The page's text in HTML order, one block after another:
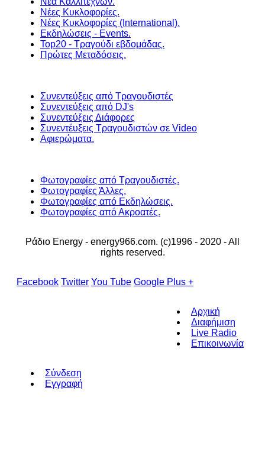
Νέες Κυκλοφορίες.
Νέες Κυκλοφορίες (International).
Εκδηλώσεις - Events.
Top20 - Τραγούδι εβδομάδας.
Πρώτες Μεταδόσεις.
Συνεντεύξεις από Τραγουδιστές
Συνεντεύξεις από DJ's
Συνεντεύξεις Διάφορες
Συνεντέυξεις Τραγουδιστών σε Video
Αφιερώματα.
Φωτογραφίες από Τραγουδιστές.
Φωτογραφίες Άλλες.
Φωτογραφίες από Εκδηλώσεις.
Φωτογραφίες από Ακροατές.
Ράδιο Energy - energy966.com. (c)1996 - 2020 - All
rights reserved.
Facebook Twitter You Tube Google Plus +
Αρχική
Διαφήμιση
Live Radio
Επικοινωνία
Σύνδεση
Εγγραφή